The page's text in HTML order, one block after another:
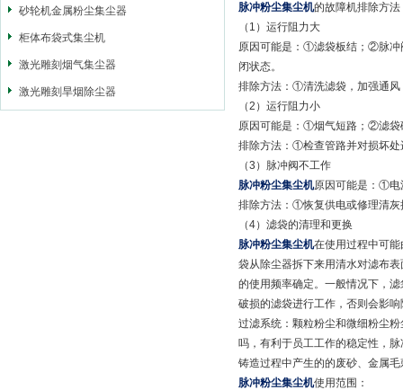
砂轮机金属粉尘集尘器
柜体布袋式集尘机
激光雕刻烟气集尘器
激光雕刻旱烟除尘器
脉冲粉尘集尘机的故障机排除方法
（1）运行阻力大
原因可能是：①滤袋板结；②脉冲
闭状态。
排除方法：①清洗滤袋，加强通
（2）运行阻力小
原因可能是：①烟气短路；②滤袋
排除方法：①检查管路并对损坏
（3）脉冲阀不工作
脉冲粉尘集尘机原因可能是：①电
排除方法：①恢复供电或修理清
（4）滤袋的清理和更换
脉冲粉尘集尘机在使用过程中可
袋从除尘器拆下来用清水对滤布
的使用频率确定。一般情况下，
破损的滤袋进行工作，否则会影
过滤系统：颗粒粉尘和微细粉尘
吗，有利于员工工作的稳定性，
铸造过程中产生的的废砂、金属
脉冲粉尘集尘机使用范围：